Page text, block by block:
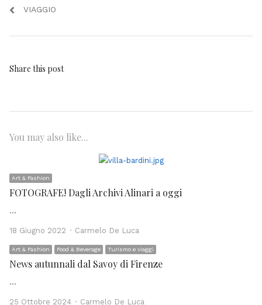
VIAGGIO
Share this post
You may also like...
Art & Fashion
FOTOGRAFE! Dagli Archivi Alinari a oggi
…
18 Giugno 2022 Author
Carmelo De Luca
Art & Fashion Food & Beverage Turismo e viaggi
News autunnali dal Savoy di Firenze
…
25 Ottobre 2024 Author
Carmelo De Luca